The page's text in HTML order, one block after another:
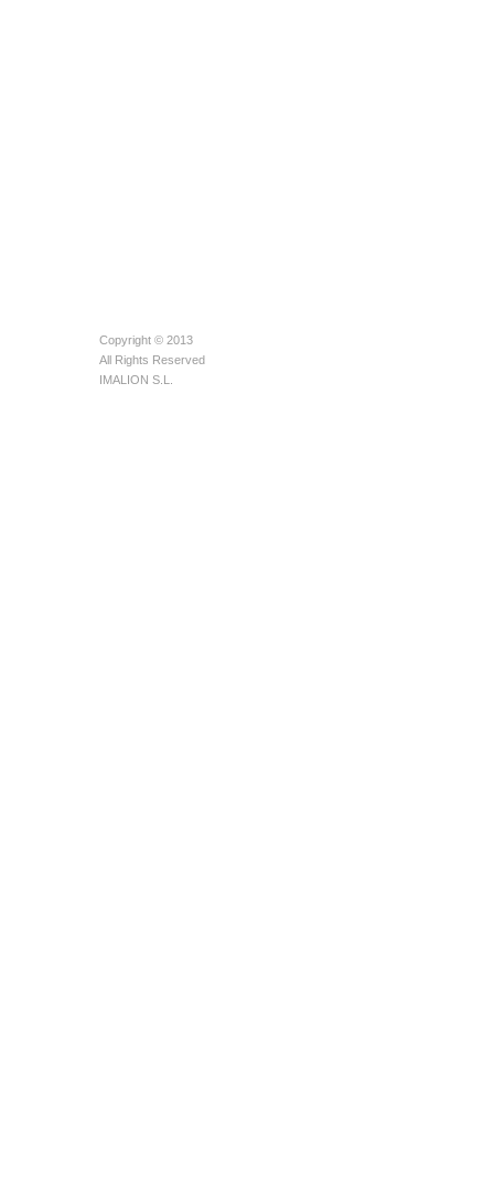
Copyright © 2013
All Rights Reserved
IMALION S.L.